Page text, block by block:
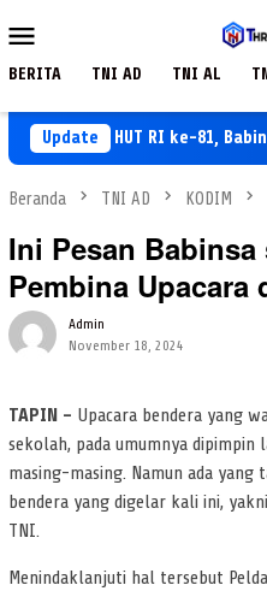
ke
Mobile
BERITA TNI AD TNI AL
Update
Sambut HUT RI ke-81, Babinsa
Beranda TNI AD KODIM
Ini Pesan Babinsa
Pembina Upacara
Admin
November 18, 2024
TAPIN – Upacara bendera yang
sekolah, pada umumnya dipimpin
masing-masing. Namun ada yang
bendera yang digelar kali ini,
TNI.
Menindaklanjuti hal tersebut